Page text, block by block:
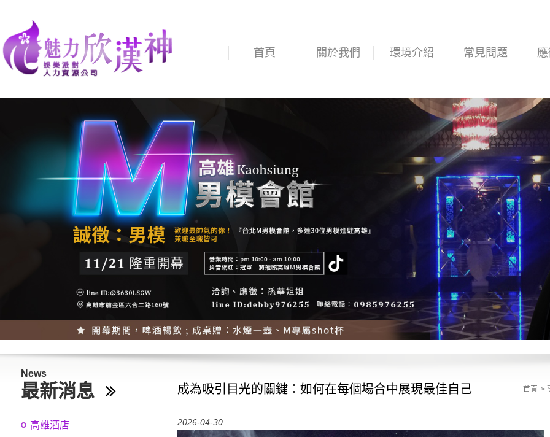
首頁 關於我們 環境介紹 常見問題
News
最新消息
高雄酒店
成為吸引目光的關鍵：如何在每個場合中展現最佳自己 首頁
2026-04-30